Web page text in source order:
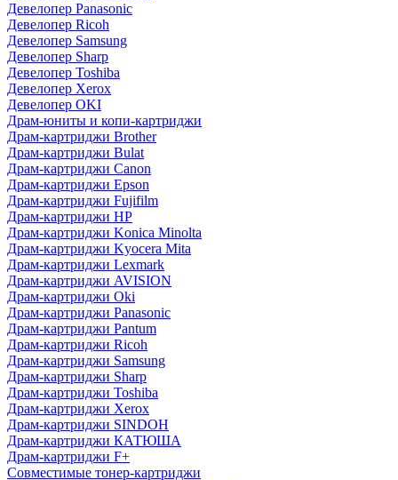
Девелопер Panasonic
Девелопер Ricoh
Девелопер Samsung
Девелопер Sharp
Девелопер Toshiba
Девелопер Xerox
Девелопер OKI
Драм-юниты и копи-картриджи
Драм-картриджи Brother
Драм-картриджи Bulat
Драм-картриджи Canon
Драм-картриджи Epson
Драм-картриджи Fujifilm
Драм-картриджи HP
Драм-картриджи Konica Minolta
Драм-картриджи Kyocera Mita
Драм-картриджи Lexmark
Драм-картриджи AVISION
Драм-картриджи Oki
Драм-картриджи Panasonic
Драм-картриджи Pantum
Драм-картриджи Ricoh
Драм-картриджи Samsung
Драм-картриджи Sharp
Драм-картриджи Toshiba
Драм-картриджи Xerox
Драм-картриджи SINDOH
Драм-картриджи КАТЮША
Драм-картриджи F+
Совместимые тонер-картриджи